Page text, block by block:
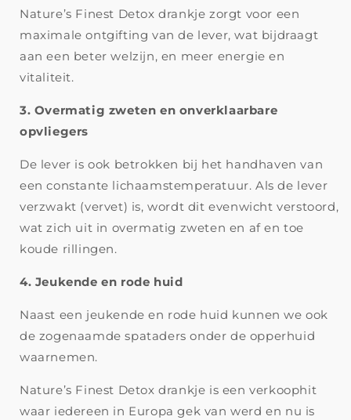
Nature’s Finest Detox drankje zorgt voor een
maximale ontgifting van de lever, wat bijdraagt
aan een beter welzijn, en meer energie en
vitaliteit.
3. Overmatig zweten en onverklaarbare
opvliegers
De lever is ook betrokken bij het handhaven van
een constante lichaamstemperatuur. Als de lever
verzwakt (vervet) is, wordt dit evenwicht verstoord,
wat zich uit in overmatig zweten en af en toe
koude rillingen.
4. Jeukende en rode huid
Naast een jeukende en rode huid kunnen we ook
de zogenaamde spataders onder de opperhuid
waarnemen.
Nature’s Finest Detox drankje is een verkoophit
waar iedereen in Europa gek van werd en nu is